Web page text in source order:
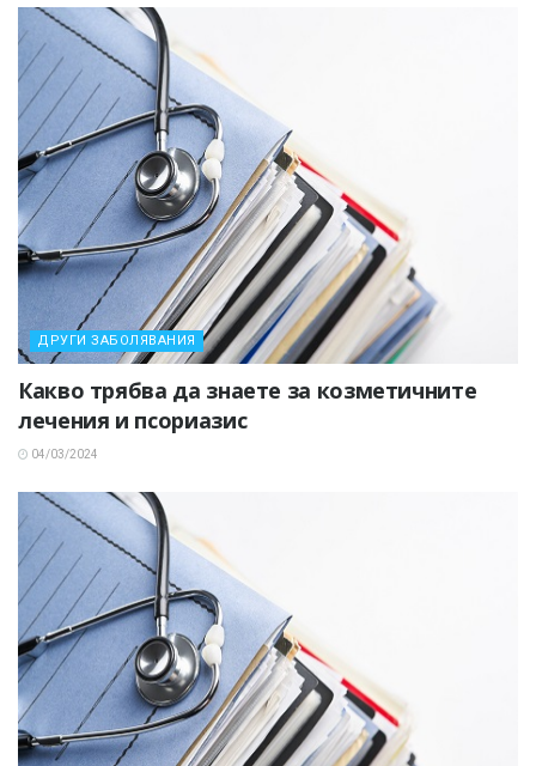
ДРУГИ ЗАБОЛЯВАНИЯ
Какво трябва да знаете за козметичните
лечения и псориазис
04/03/2024